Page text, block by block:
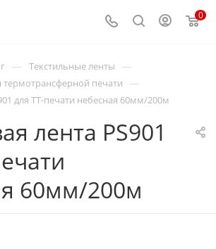
0
— Текстильные ленты —
термотрансферной печати —
для ТТ-печати небесная 60мм/200м
лента PS901
60мм/200м